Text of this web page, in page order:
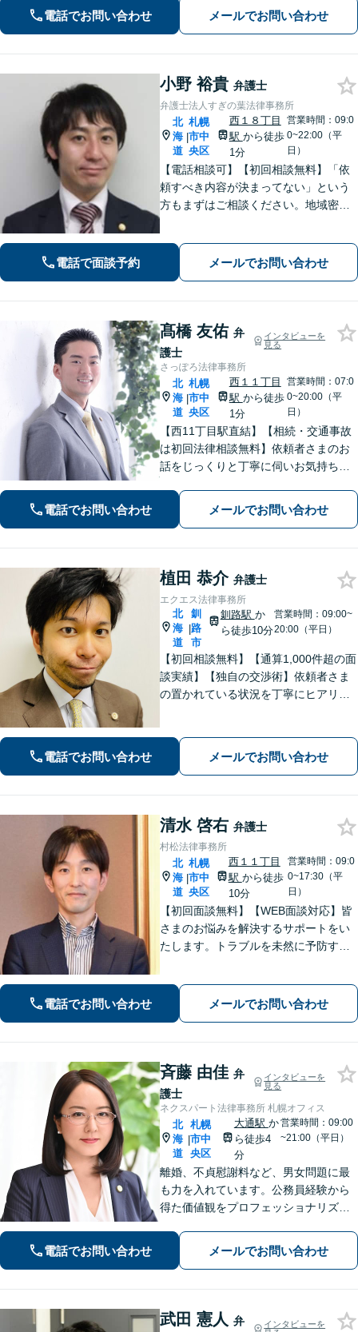
事事件】超速対応！【電話・メール相
談可】【大通駅／札幌駅5分】
電話でお問い合わせ メールでお問い合わせ
小野 裕貴 弁護士
弁護士法人すぎの葉法律事務所
北
海
道
|
札幌
市中
央区
西１８丁目
駅 から徒歩
1分
営業時間：09:0
0~22:00（平
日）
【電話相談可】【初回相談無料】「依
頼すべき内容が決まってない」という
方もまずはご相談ください。地域密着
解決を目指します。刑事事件、離婚問
題、企業法務など幅広く対応できます
電話で面談予約 メールでお問い合わせ
髙橋 友佑 弁
護士
インタビューを
見る
さっぽろ法律事務所
北
海
道
|
札幌
市中
央区
西１１丁目
駅 から徒歩
1分
営業時間：07:0
0~20:00（平
日）
【西11丁目駅直結】【相続・交通事故
は初回法律相談無料】依頼者さまのお
話をじっくりと丁寧に伺いお気持ちに
えていきます。弁護士に相談するだけ
でも解決の道筋が見えて気持ちが楽に
電話でお問い合わせ メールでお問い合わせ
植田 恭介 弁護士
エクエス法律事務所
北
海
道
|
釧
路
市
釧路駅 か
ら徒歩10分
営業時間：09:00~
20:00（平日）
【初回相談無料】【通算1,000件超の面
談実績】【独自の交渉術】依頼者さま
の置かれている状況を丁寧にヒアリン
ら、難解な専門用語も噛み砕いて分か
りやすく説明するのが得意です。
電話でお問い合わせ メールでお問い合わせ
清水 啓右 弁護士
村松法律事務所
北
海
道
|
札幌
市中
央区
西１１丁目
駅 から徒歩
10分
営業時間：09:0
0~17:30（平
日）
【初回面談無料】【WEB面談対応】皆
さまのお悩みを解決するサポートをい
たします。トラブルを未然に予防する
電話でお問い合わせ メールでお問い合わせ
斉藤 由佳 弁
護士
インタビューを
見る
ネクスパート法律事務所 札幌オフィス
北
海
道
|
札幌
市中
央区
大通駅 か
ら徒歩4
分
営業時間：09:00
~21:00（平日）
離婚、不貞慰謝料など、男女問題に最
も力を入れています。公務員経験から
得た価値観をプロフェッショナリズム
ながら、正確な情報提供と誠実なコミ
ュニケーションを心がけて、最善の解
電話でお問い合わせ メールでお問い合わせ
武田 憲人 弁
インタビューを